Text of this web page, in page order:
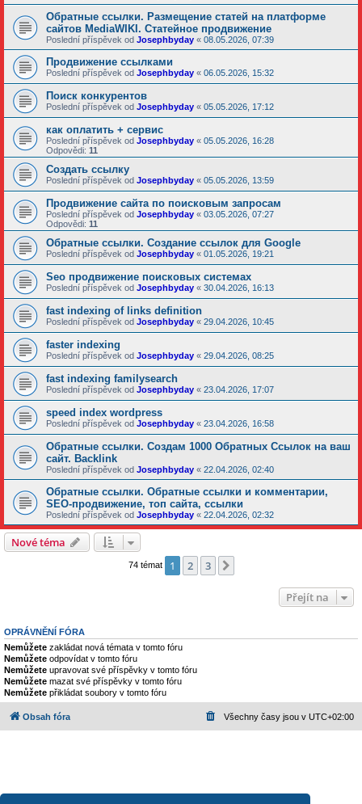
Обратные ссылки. Размещение статей на платформе
сайтов MediaWIKI. Статейное продвижение
Poslední příspěvek od Josephbyday « 08.05.2026, 07:39
Продвижение ссылками
Poslední příspěvek od Josephbyday « 06.05.2026, 15:32
Поиск конкурентов
Poslední příspěvek od Josephbyday « 05.05.2026, 17:12
как оплатить + сервис
Poslední příspěvek od Josephbyday « 05.05.2026, 16:28
Odpovědi: 11
Создать ссылку
Poslední příspěvek od Josephbyday « 05.05.2026, 13:59
Продвижение сайта по поисковым запросам
Poslední příspěvek od Josephbyday « 03.05.2026, 07:27
Odpovědi: 11
Обратные ссылки. Создание ссылок для Google
Poslední příspěvek od Josephbyday « 01.05.2026, 19:21
Seo продвижение поисковых системах
Poslední příspěvek od Josephbyday « 30.04.2026, 16:13
fast indexing of links definition
Poslední příspěvek od Josephbyday « 29.04.2026, 10:45
faster indexing
Poslední příspěvek od Josephbyday « 29.04.2026, 08:25
fast indexing familysearch
Poslední příspěvek od Josephbyday « 23.04.2026, 17:07
speed index wordpress
Poslední příspěvek od Josephbyday « 23.04.2026, 16:58
Обратные ссылки. Создам 1000 Обратных Ссылок на ваш
сайт. Backlink
Poslední příspěvek od Josephbyday « 22.04.2026, 02:40
Обратные ссылки. Обратные ссылки и комментарии,
SEO-продвижение, топ сайта, ссылки
Poslední příspěvek od Josephbyday « 22.04.2026, 02:32
Nové téma
74 témat 1 2 3
Přejít na
OPRÁVNĚNÍ FÓRA
Nemůžete zakládat nová témata v tomto fóru
Nemůžete odpovídat v tomto fóru
Nemůžete upravovat své příspěvky v tomto fóru
Nemůžete mazat své příspěvky v tomto fóru
Nemůžete přikládat soubory v tomto fóru
Obsah fóra Všechny časy jsou v UTC+02:00